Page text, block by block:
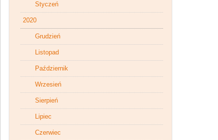
Styczeń
2020
Grudzień
Listopad
Październik
Wrzesień
Sierpień
Lipiec
Czerwiec